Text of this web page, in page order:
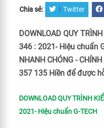
Chia sẻ: | Twitter
DOWNLOAD QUY
346 : 2021- Hiệu chuẩn
NHANH CHÓNG -
357 135 Hiền để được
DOWNLOAD QUY TRÌNH
2021- Hiệu chuẩn G-TECH